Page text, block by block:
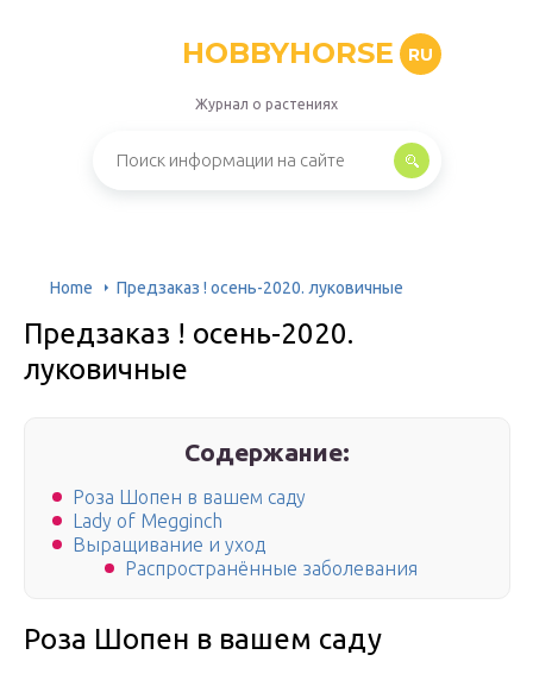
HOBBYHORSE RU
Журнал о растениях
Home Предзаказ ! осень-2020. луковичные
Предзаказ ! осень-2020.
луковичные
Содержание:
Роза Шопен в вашем саду
Lady of Megginch
Выращивание и уход
Распространённые заболевания
Роза Шопен в вашем саду